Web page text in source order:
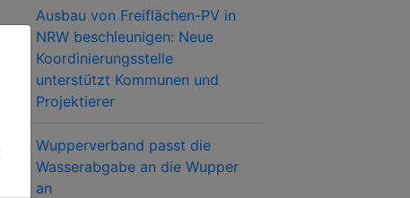
Ausbau von Freiflächen-PV in
NRW beschleunigen: Neue
Koordinierungsstelle
unterstützt Kommunen und
Projektierer
Wupperverband passt die
Wasserabgabe an die Wupper
an